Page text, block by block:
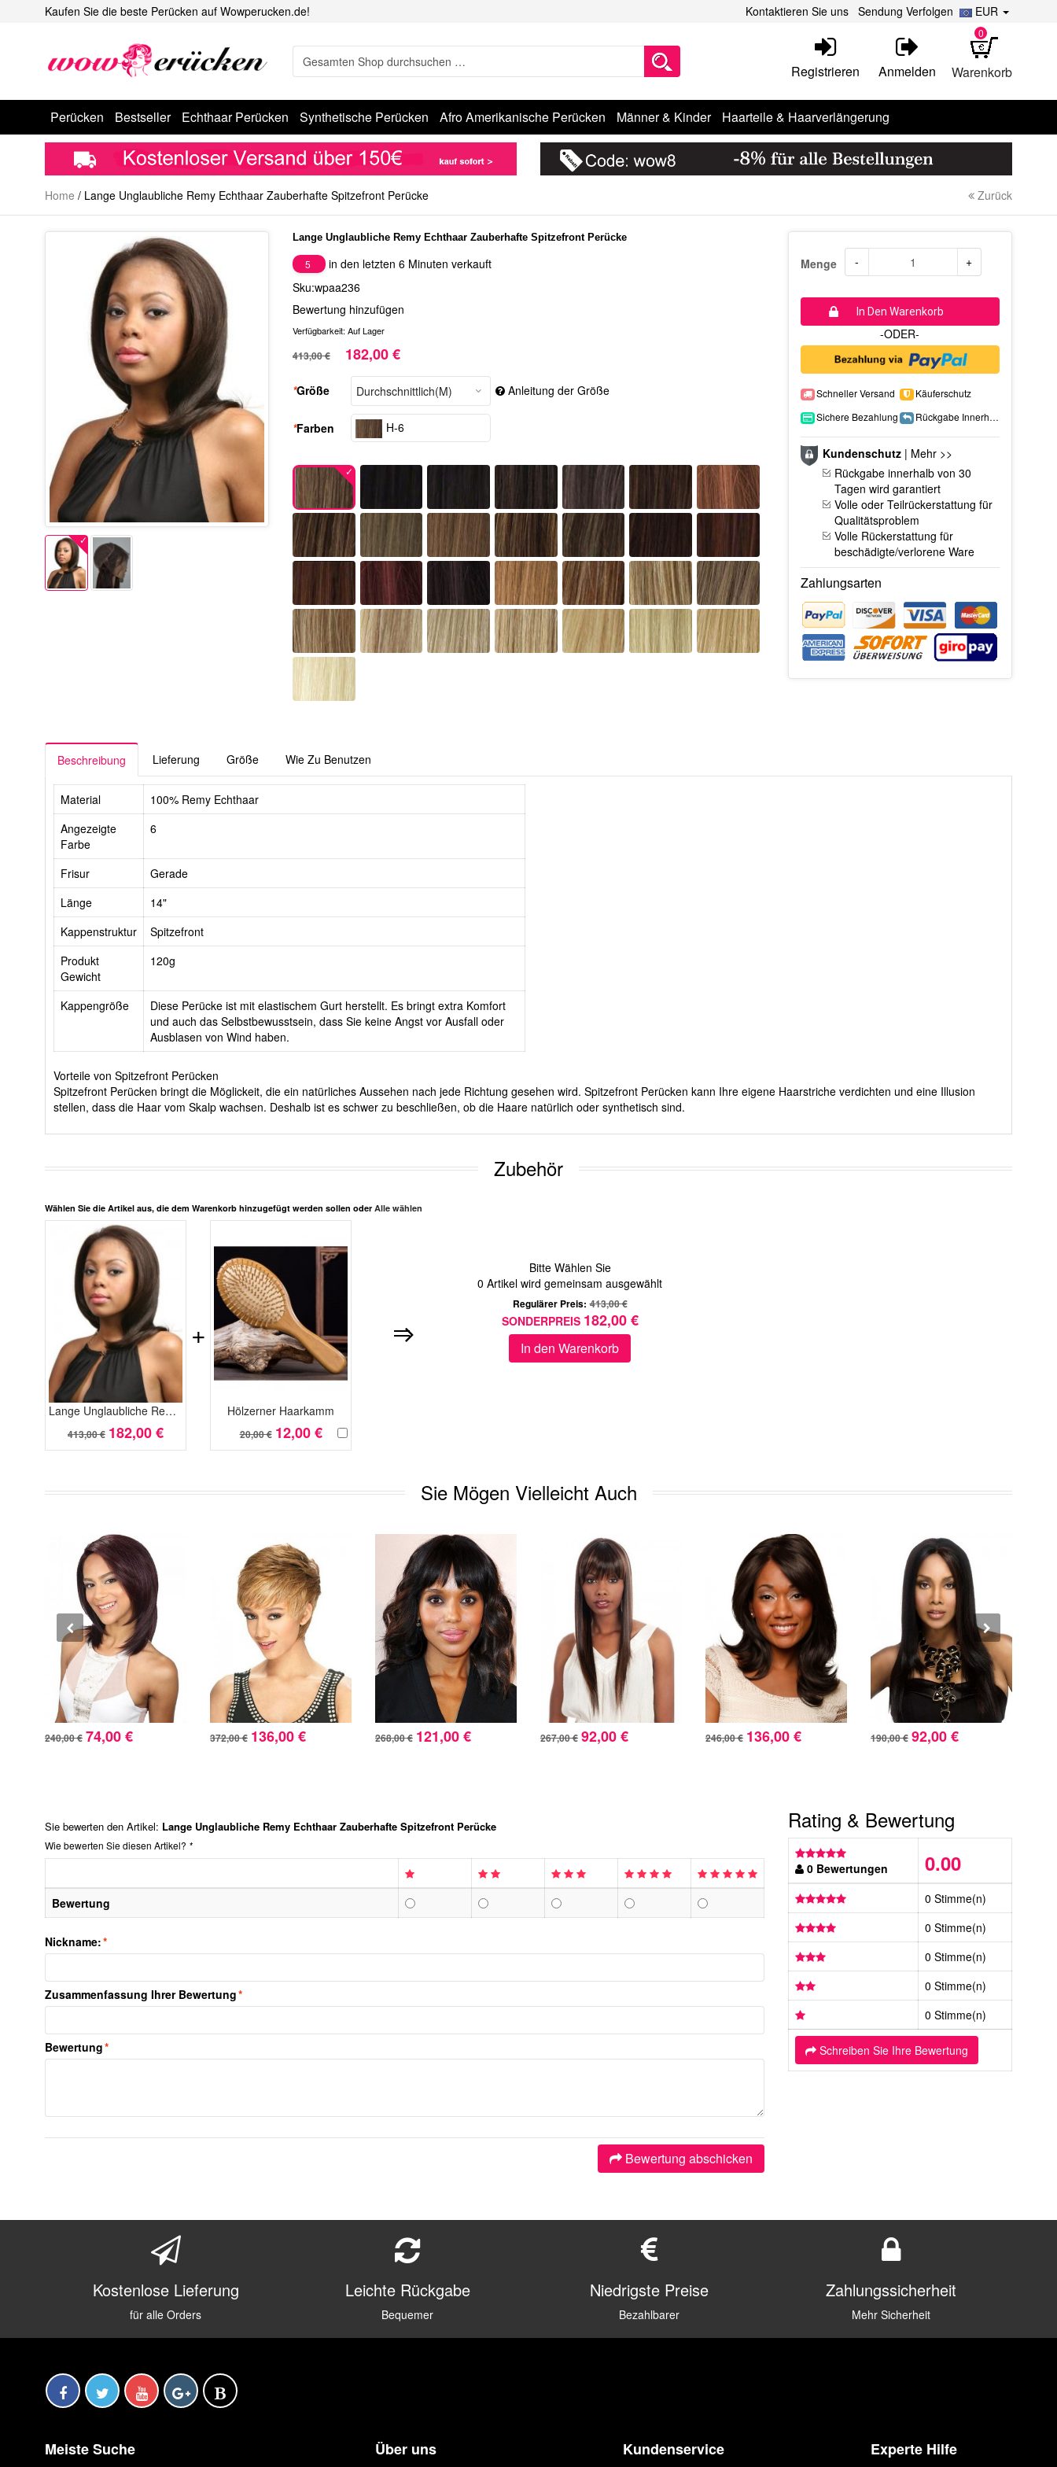
Kaufen Sie die beste Perücken auf Wowperucken.de! EUR
Kontaktieren Sie uns Sendung Verfolgen
Warenkorb
0
Registrieren Anmelden
Perücken Bestseller Echthaar Perücken Synthetische Perücken Afro Amerikanische Perücken Männer & Kinder Haarteile & Haarverlängerung
Home / Lange Unglaubliche Remy Echthaar Zauberhafte Spitzefront Perücke Zurück
Lange Unglaubliche Remy Echthaar Zauberhafte Spitzefront Perücke
5
in den letzten 6 Minuten verkauft
Sku:wpaa236
Bewertung hinzufügen
Verfügbarkeit: Auf Lager
413,00 € 182,00 €
*Größe Anleitung der Größe
*Farben H-6
Menge - +
In Den Warenkorb
-ODER-
Schneller Versand
Käuferschutz
Sichere Bezahlung
Rückgabe Innerhalb 15 Tage
Kundenschutz| Mehr >>
Rückgabe innerhalb von 30
Tagen wird garantiert
Volle oder Teilrückerstattung für
Qualitätsproblem
Volle Rückerstattung für
beschädigte/verlorene Ware
Zahlungsarten
Beschreibung Lieferung Größe Wie Zu Benutzen
Material
100% Remy Echthaar
Angezeigte
Farbe
6
Frisur
Gerade
Länge
14"
Kappenstruktur
Spitzefront
Produkt
Gewicht
120g
Kappengröße
Diese Perücke ist mit elastischem Gurt herstellt. Es bringt extra Komfort
und auch das Selbstbewusstsein, dass Sie keine Angst vor Ausfall oder
Ausblasen von Wind haben.
Vorteile von Spitzefront Perücken
Spitzefront Perücken bringt die Möglickeit, die ein natürliches Aussehen nach jede Richtung gesehen wird. Spitzefront Perücken kann Ihre eigene Haarstriche verdichten und eine Illusion
stellen, dass die Haar vom Skalp wachsen. Deshalb ist es schwer zu beschließen, ob die Haare natürlich oder synthetisch sind.
Zubehör
Wählen Sie die Artikel aus, die dem Warenkorb hinzugefügt werden sollen oder Alle wählen
Lange Unglaubliche Remy Echthaar Zauberhafte Spitzefront Perücke
413,00 € 182,00 €
Hölzerner Haarkamm
20,00 € 12,00 €
+
Bitte Wählen Sie
0 Artikel wird gemeinsam ausgewählt
Regulärer Preis: 413,00 €
SONDERPREIS 182,00 €
In den Warenkorb
Sie Mögen Vielleicht Auch
240,00 € 74,00 € 372,00 € 136,00 € 268,00 € 121,00 € 267,00 € 92,00 € 246,00 € 136,00 € 190,00 € 92,00 €
Sie bewerten den Artikel: Lange Unglaubliche Remy Echthaar Zauberhafte Spitzefront Perücke
Wie bewerten Sie diesen Artikel? *
Bewertung
*
Nickname:
*
Zusammenfassung Ihrer Bewertung
*
Bewertung
Bewertung abschicken
Rating & Bewertung
0 Bewertungen 0.00
0 Stimme(n)
0 Stimme(n)
0 Stimme(n)
0 Stimme(n)
0 Stimme(n)
Schreiben Sie Ihre Bewertung
Kostenlose Lieferung
für alle Orders
Leichte Rückgabe
Bequemer
Niedrigste Preise
Bezahlbarer
Zahlungssicherheit
Mehr Sicherheit
Meiste Suche Über uns Kundenservice Experte Hilfe